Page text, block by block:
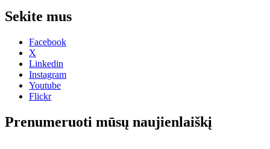
Sekite mus
Facebook
X
Linkedin
Instagram
Youtube
Flickr
Prenumeruoti mūsų naujienlaiškį